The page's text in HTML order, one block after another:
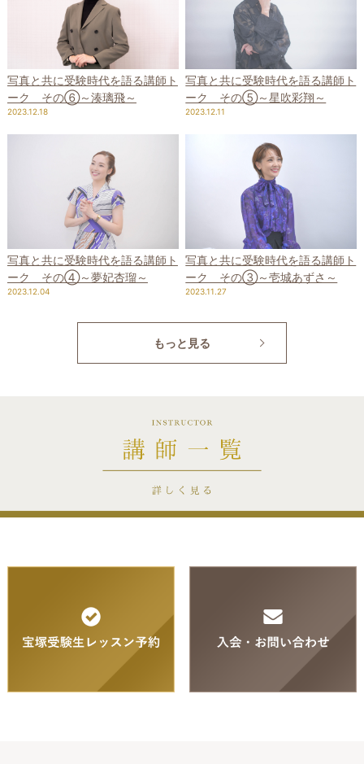
写真と共に受験時代を語る講師ト
ーク その⑥～湊璃飛～
2023.12.18
写真と共に受験時代を語る講師ト
ーク その⑤～星吹彩翔～
2023.12.11
写真と共に受験時代を語る講師ト
ーク その④～夢妃杏瑠～
2023.12.04
写真と共に受験時代を語る講師ト
ーク その③～壱城あずさ～
2023.11.27
もっと見る